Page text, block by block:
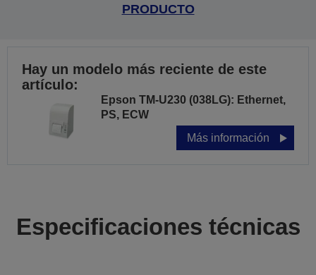
PRODUCTO
Hay un modelo más reciente de este
artículo:
Epson TM-U230 (038LG): Ethernet,
PS, ECW
Más información
Especificaciones técnicas